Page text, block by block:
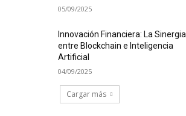
05/09/2025
Innovación Financiera: La Sinergia
entre Blockchain e Inteligencia
Artificial
04/09/2025
Cargar más